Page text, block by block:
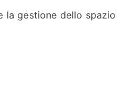
gestione dello spazio